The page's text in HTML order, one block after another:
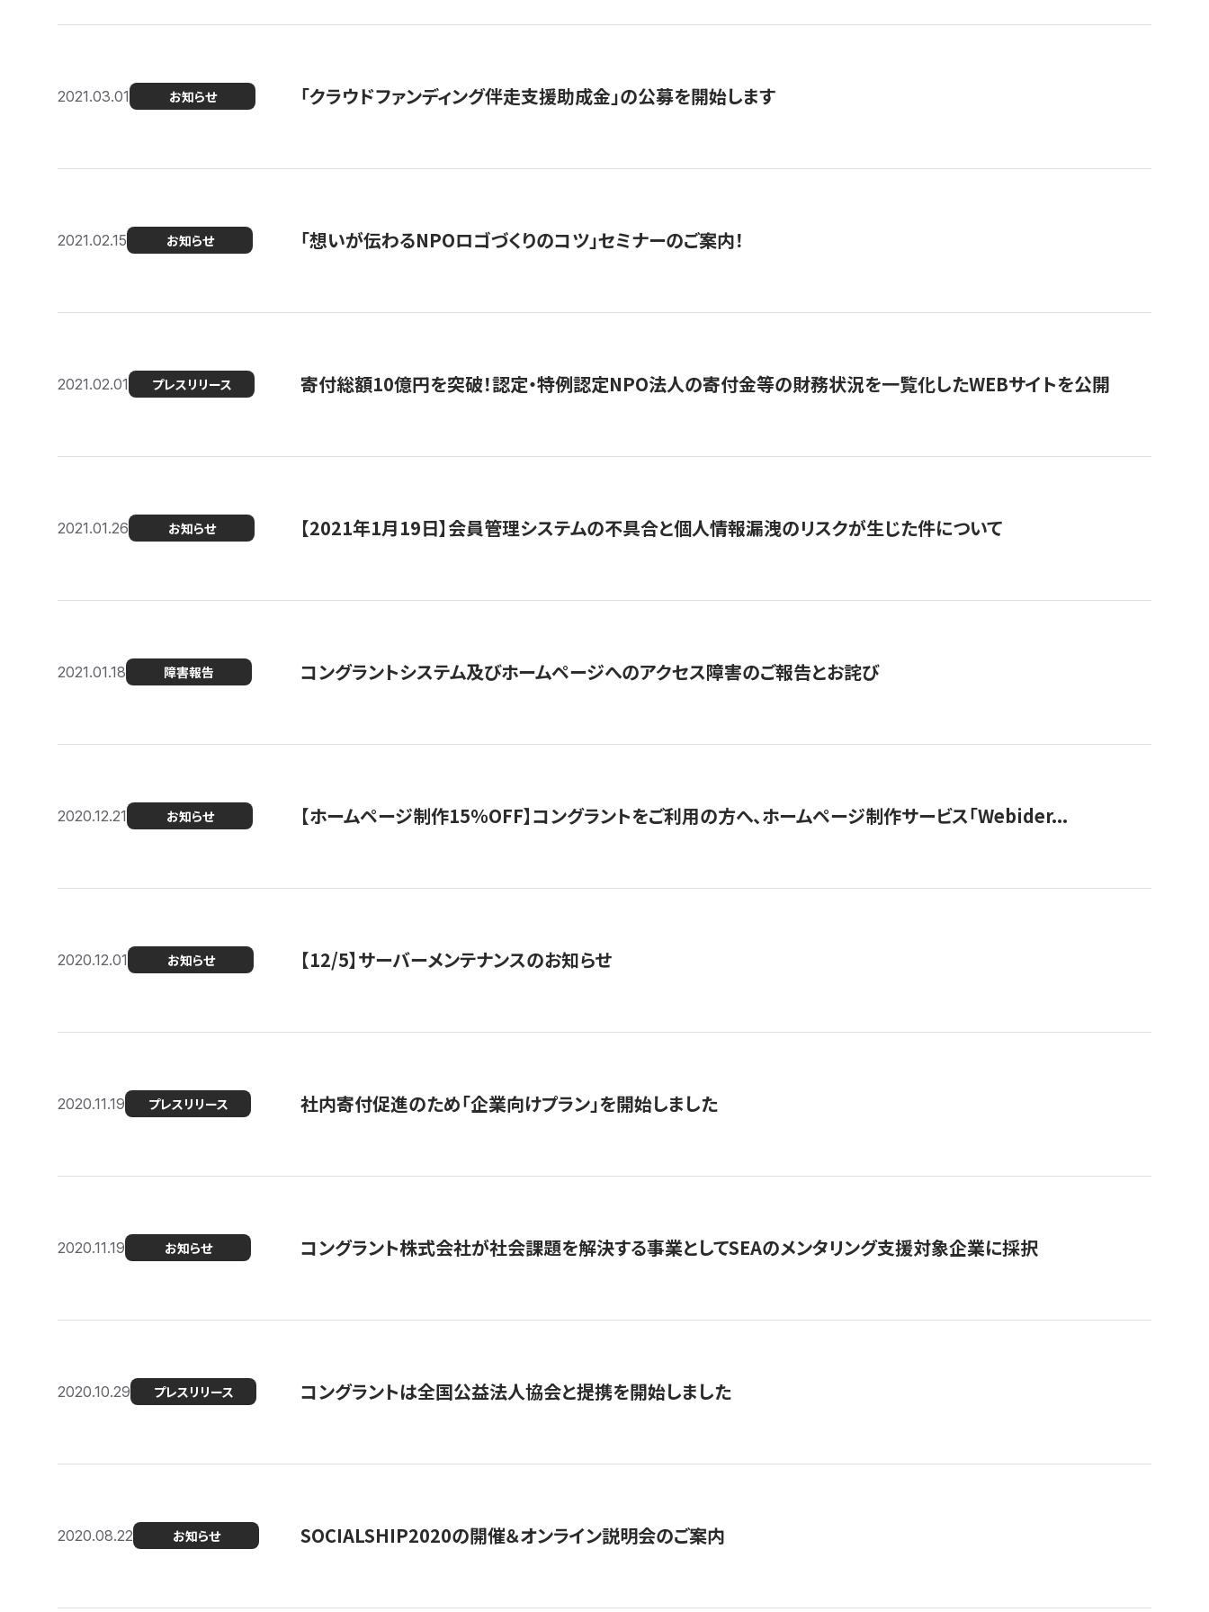
2021.03.01 お知らせ 「クラウドファンディング伴走支援助成金」の公募を開始します
2021.02.15 お知らせ 「想いが伝わるNPOロゴづくりのコツ」セミナーのご案内！
2021.02.01 プレスリリース 寄付総額10億円を突破！認定・特例認定NPO法人の寄付金等の財務状況を一覧化したWEBサイトを公開
2021.01.26 お知らせ 【2021年1月19日】会員管理システムの不具合と個人情報漏洩のリスクが生じた件について
2021.01.18 障害報告 コングラントシステム及びホームページへのアクセス障害のご報告とお詫び
2020.12.21 お知らせ 【ホームページ制作15％OFF】コングラントをご利用の方へ、ホームページ制作サービス「Webider...
2020.12.01 お知らせ 【12/5】サーバーメンテナンスのお知らせ
2020.11.19 プレスリリース 社内寄付促進のため「企業向けプラン」を開始しました
2020.11.19 お知らせ コングラント株式会社が社会課題を解決する事業としてSEAのメンタリング支援対象企業に採択
2020.10.29 プレスリリース コングラントは全国公益法人協会と提携を開始しました
2020.08.22 お知らせ SOCIALSHIP2020の開催＆オンライン説明会のご案内